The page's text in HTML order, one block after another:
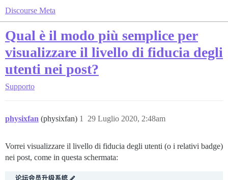
Discourse Meta
Qual è il modo più semplice per
visualizzare il livello di fiducia degli
utenti nei post?
Supporto
physixfan (physixfan) 29 Luglio 2020, 2:48am
1
Vorrei visualizzare il livello di fiducia degli utenti (o i relativi badge)
nei post, come in questa schermata: